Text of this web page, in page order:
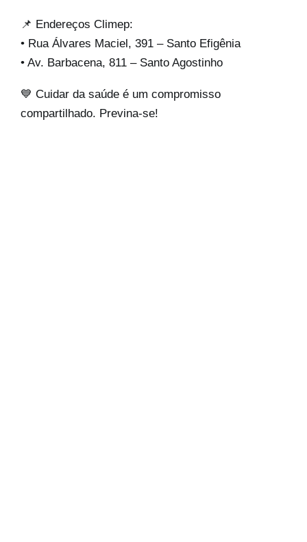
📌 Endereços Climep:
• Rua Álvares Maciel, 391 – Santo Efigênia
• Av. Barbacena, 811 – Santo Agostinho
💙 Cuidar da saúde é um compromisso
compartilhado. Previna-se!